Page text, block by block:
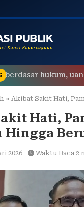
hukum, uang
» Akibat Sakit Hati, Paman Aniaya
Hati,
Hingga
2026 Waktu Baca 2